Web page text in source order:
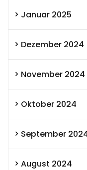
Januar 2025
Dezember 2024
November 2024
Oktober 2024
September
August 2024